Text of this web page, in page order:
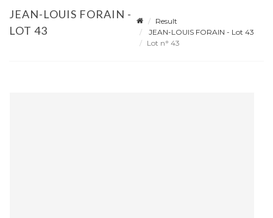
JEAN-LOUIS FORAIN -
LOT 43
Result
JEAN-LOUIS FORAIN - Lot 43
Lot n° 43